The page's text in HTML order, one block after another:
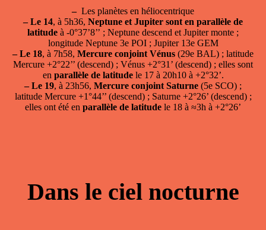
– Les planètes en héliocentrique
– Le 14, à 5h36, Neptune et Jupiter sont en parallèle de
latitude à -0°37’8’’ ; Neptune descend et Jupiter monte ;
longitude Neptune 3e POI ; Jupiter 13e GEM
– Le 18, à 7h58, Mercure conjoint Vénus (29e BAL) ; latitude
Mercure +2°22’’ (descend) ; Vénus +2°31’ (descend) ; elles sont
en parallèle de latitudele 17 à 20h10 à +2°32’.
– Le 19, à 23h56, Mercure conjoint Saturne (5e SCO) ;
latitude Mercure +1°44’’ (descend) ; Saturne +2°26’ (descend) ;
elles ont été en parallèle de latitude le 18 à ≈3h à +2°26’
Dans le ciel nocturne